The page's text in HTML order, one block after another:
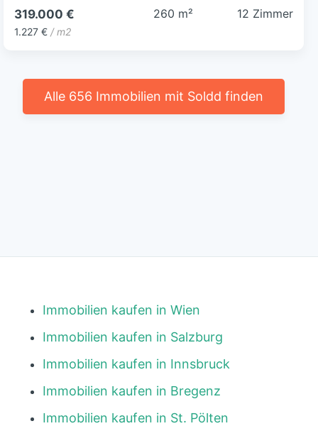
319.000 €
1.227 € / m2
260 m² 12 Zimmer
Alle 656 Immobilien mit Soldd finden
Immobilien kaufen in Wien
Immobilien kaufen in Salzburg
Immobilien kaufen in Innsbruck
Immobilien kaufen in Bregenz
Immobilien kaufen in St. Pölten